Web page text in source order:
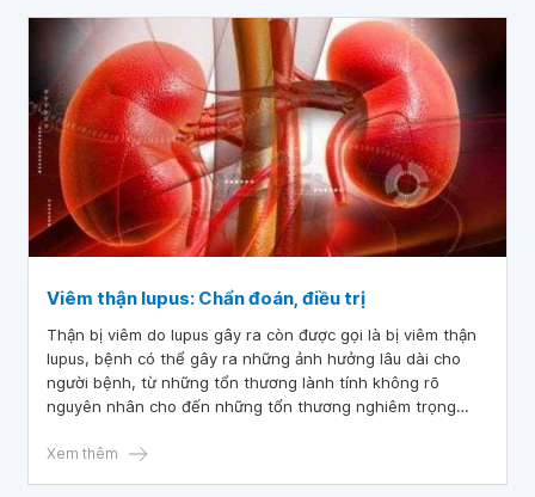
Viêm thận lupus: Chẩn đoán, điều trị
Thận bị viêm do lupus gây ra còn được gọi là bị viêm thận
lupus, bệnh có thể gây ra những ảnh hưởng lâu dài cho
người bệnh, từ những tổn thương lành tính không rõ
nguyên nhân cho đến những tổn thương nghiêm trọng
giúp người bệnh tránh được bệnh diễn tiến nặng hơn.
Xem thêm